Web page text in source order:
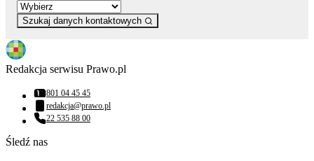
Szukaj danych kontaktowych
Redakcja serwisu Prawo.pl
Numer telefonu:
801 04 45 45
Adres email:
redakcja@prawo.pl
Numer telefonu:
22 535 88 00
Śledź nas